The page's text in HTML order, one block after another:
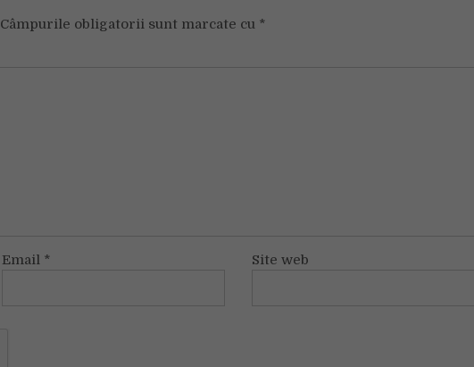
Câmpurile obligatorii sunt marcate cu *
Email * Site web